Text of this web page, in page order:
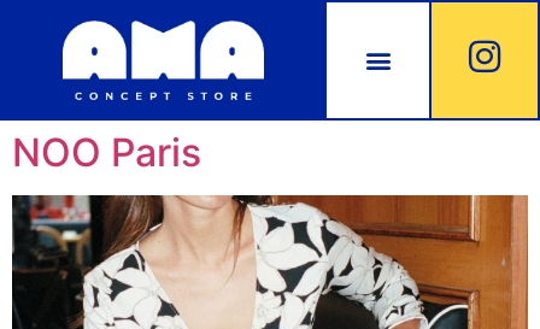
NOO Paris